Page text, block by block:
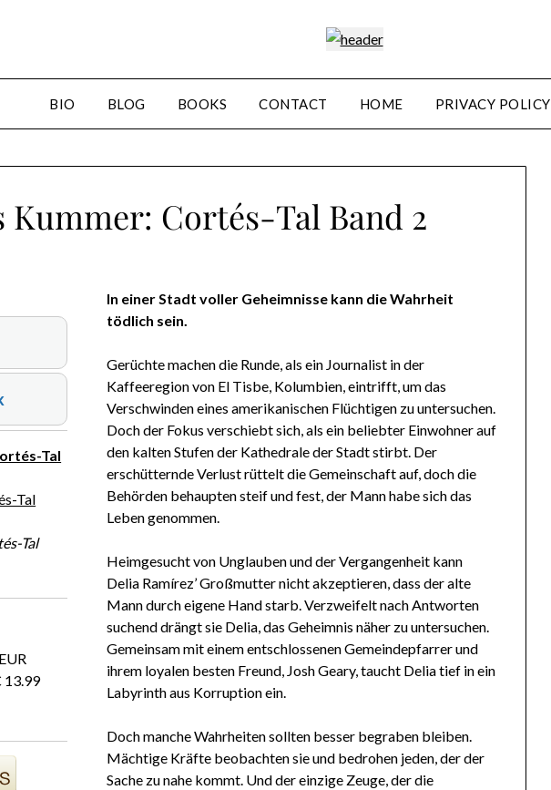
BIO BLOG BOOKS CONTACT HOME PRIVACY POLICY
Kummer: Cortés-Tal Band 2
Tal
Tal
Tal
13.99
In einer Stadt voller Geheimnisse kann die Wahrheit
tödlich sein.
Gerüchte machen die Runde, als ein Journalist in der
Kaffeeregion von El Tisbe, Kolumbien, eintrifft, um das
Verschwinden eines amerikanischen Flüchtigen zu untersuchen.
Doch der Fokus verschiebt sich, als ein beliebter Einwohner auf
den kalten Stufen der Kathedrale der Stadt stirbt. Der
erschütternde Verlust rüttelt die Gemeinschaft auf, doch die
Behörden behaupten steif und fest, der Mann habe sich das
Leben genommen.
Heimgesucht von Unglauben und der Vergangenheit kann
Delia Ramírez’ Großmutter nicht akzeptieren, dass der alte
Mann durch eigene Hand starb. Verzweifelt nach Antworten
suchend drängt sie Delia, das Geheimnis näher zu untersuchen.
Gemeinsam mit einem entschlossenen Gemeindepfarrer und
ihrem loyalen besten Freund, Josh Geary, taucht Delia tief in ein
Labyrinth aus Korruption ein.
Doch manche Wahrheiten sollten besser begraben bleiben.
Mächtige Kräfte beobachten sie und bedrohen jeden, der der
Sache zu nahe kommt. Und der einzige Zeuge, der die